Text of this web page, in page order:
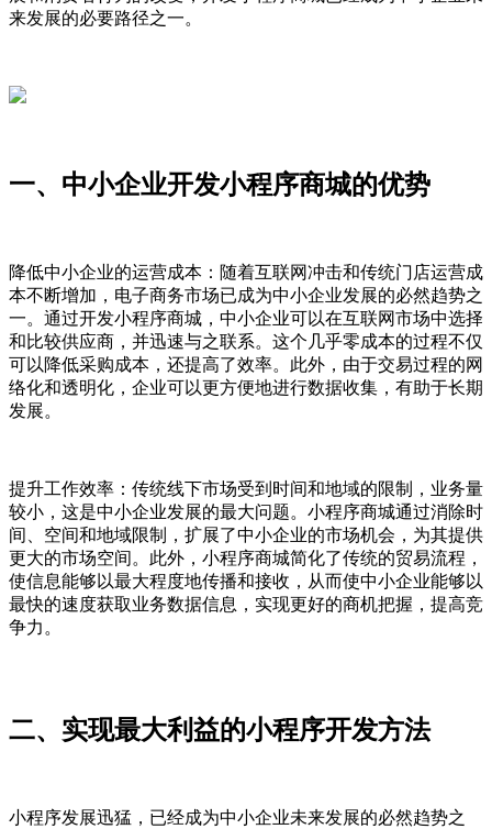
来发展的必要路径之一。
一、中小企业开发小程序商城的优势
降低中小企业的运营成本：随着互联网冲击和传统门店运营成
本不断增加，电子商务市场已成为中小企业发展的必然趋势之
一。通过开发小程序商城，中小企业可以在互联网市场中选择
和比较供应商，并迅速与之联系。这个几乎零成本的过程不仅
可以降低采购成本，还提高了效率。此外，由于交易过程的网
络化和透明化，企业可以更方便地进行数据收集，有助于长期
发展。
提升工作效率：传统线下市场受到时间和地域的限制，业务量
较小，这是中小企业发展的最大问题。小程序商城通过消除时
间、空间和地域限制，扩展了中小企业的市场机会，为其提供
更大的市场空间。此外，小程序商城简化了传统的贸易流程，
使信息能够以最大程度地传播和接收，从而使中小企业能够以
最快的速度获取业务数据信息，实现更好的商机把握，提高竞
争力。
二、实现最大利益的小程序开发方法
小程序发展迅猛，已经成为中小企业未来发展的必然趋势之